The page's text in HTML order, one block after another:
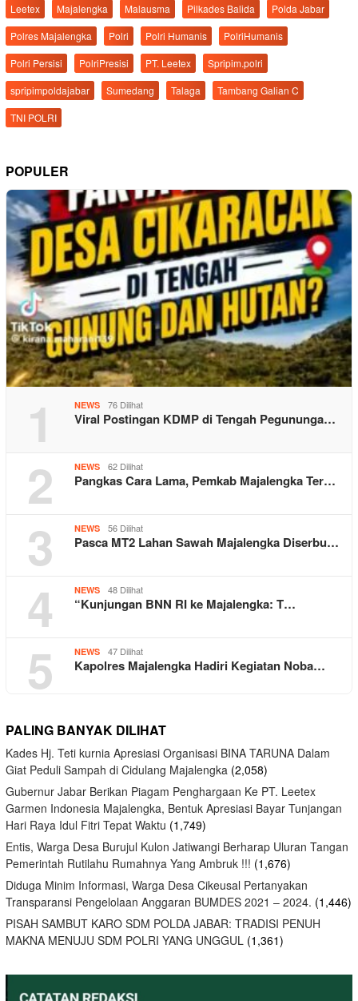
Leetex
Majalengka Malausma Pilkades Balida
Polda Jabar
Polres Majalengka
Polri Polri Humanis
PolriHumanis
Polri Persisi
PolriPresisi PT. Leetex
Spripim.polri
spripimpoldajabar
Sumedang Talaga
Tambang Galian C
TNI POLRI
POPULER
1 NEWS 76 Dilihat
Viral Postingan KDMP di Tengah Pegununga…
2 NEWS 62 Dilihat
Pangkas Cara Lama, Pemkab Majalengka Ter…
3 NEWS 56 Dilihat
Pasca MT2 Lahan Sawah Majalengka Diserbu…
4 NEWS 48 Dilihat
“Kunjungan BNN RI ke Majalengka: T…
5 NEWS 47 Dilihat
Kapolres Majalengka Hadiri Kegiatan Noba…
PALING BANYAK DILIHAT
Kades Hj. Teti kurnia Apresiasi Organisasi BINA TARUNA Dalam
Giat Peduli Sampah di Cidulang Majalengka (2,058)
Gubernur Jabar Berikan Piagam Penghargaan Ke PT. Leetex
Garmen Indonesia Majalengka, Bentuk Apresiasi Bayar Tunjangan
Hari Raya Idul Fitri Tepat Waktu (1,749)
Entis, Warga Desa Burujul Kulon Jatiwangi Berharap Uluran Tangan
Pemerintah Rutilahu Rumahnya Yang Ambruk !!! (1,676)
Diduga Minim Informasi, Warga Desa Cikeusal Pertanyakan
Transparansi Pengelolaan Anggaran BUMDES 2021 – 2024. (1,446)
PISAH SAMBUT KARO SDM POLDA JABAR: TRADISI PENUH
MAKNA MENUJU SDM POLRI YANG UNGGUL (1,361)